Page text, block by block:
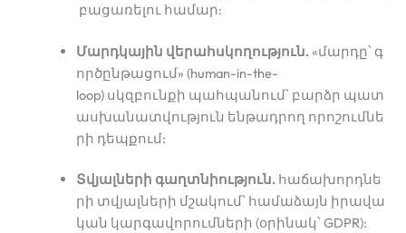
բացառելու համար:
Մարդկային վերահսկողություն.«մարդը՝ գ
ործընթացում» (human-in-the-
loop) սկզբունքի պահպանում՝ բարձր պատ
ասխանատվություն ենթադրող որոշումնե
րի դեպքում:
Տվյալների գաղտնիություն. հաճախորդնե
րի տվյալների մշակում՝ համաձայն իրավա
կան կարգավորումների (օրինակ՝ GDPR):